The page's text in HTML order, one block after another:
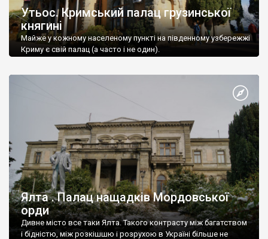
Утьос. Кримський палац грузинської
княгині
Майже у кожному населеному пункті на південному узбережжі
Криму є свій палац (а часто і не один).
Ялта . Палац нащадків Мордовської
орди
Дивне місто все таки Ялта. Такого контрасту між багатством
і бідністю, між розкішшю і розрухою в Україні більше не